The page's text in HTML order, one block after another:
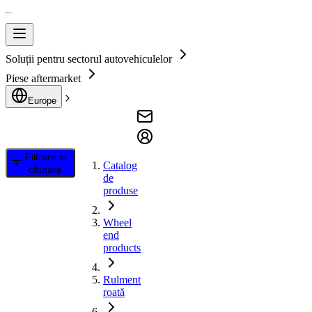
Soluții pentru sectorul autovehiculelor
Piese aftermarket
Europe
Filtrare și
căutare
Catalog
de
produse
Wheel
end
products
Rulment
roată